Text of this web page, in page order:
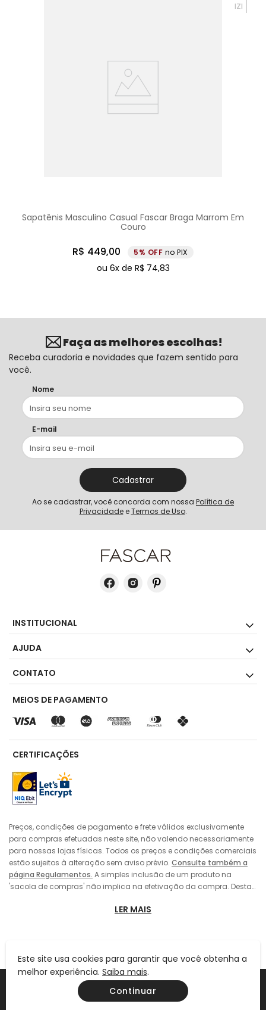
IZI
Sapatênis Masculino Casual Fascar Braga Marrom Em
Couro
R$ 449,00 5% no PIX
ou 6x de R$ 74,83
Faça as melhores escolhas!
Receba curadoria e novidades que fazem sentido para
você.
Nome
E-mail
Cadastrar
Ao se cadastrar, você concorda com nossa Política de
Privacidadee Termos de Uso.
INSTITUCIONAL
AJUDA
CONTATO
MEIOS DE PAGAMENTO
CERTIFICAÇÕES
Preços, condições de pagamento e frete válidos exclusivamente
para compras efetuadas neste site, não valendo necessariamente
para nossas lojas físicas. Todos os preços e condições comerciais
estão sujeitos à alteração sem aviso prévio. Consulte também a
página Regulamentos. A simples inclusão de um produto na
'sacola de compras' não implica na efetivação da compra. Desta
da 'finalização' da compra pelo consumidor, no caso de alteração
estando o mesmo sujeito a eventual término dos estoques. As
imagens dos produtos, roupas e acessórios são meramente
ilustrativas. As cores dos produtos podem sofrer variações devido
às configurações de vídeo de seu equipamento (monitor, celular,
LER MAIS
Ind. E Com. De Calçados Fascar Ltda | CNPJ: 61.110.870/0001-08 | IE
105.877.541.113 | Rua Frei Caneca, 553 - Consolação - SP - CEP 01307-001
Este site usa cookies para garantir que você obtenha a
melhor experiência. Saiba mais.
Continuar